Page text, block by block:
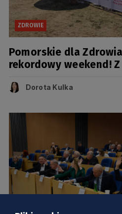
ZDROWIE
Pomorskie dla
rekordowy weekend!
Dorota Kulka